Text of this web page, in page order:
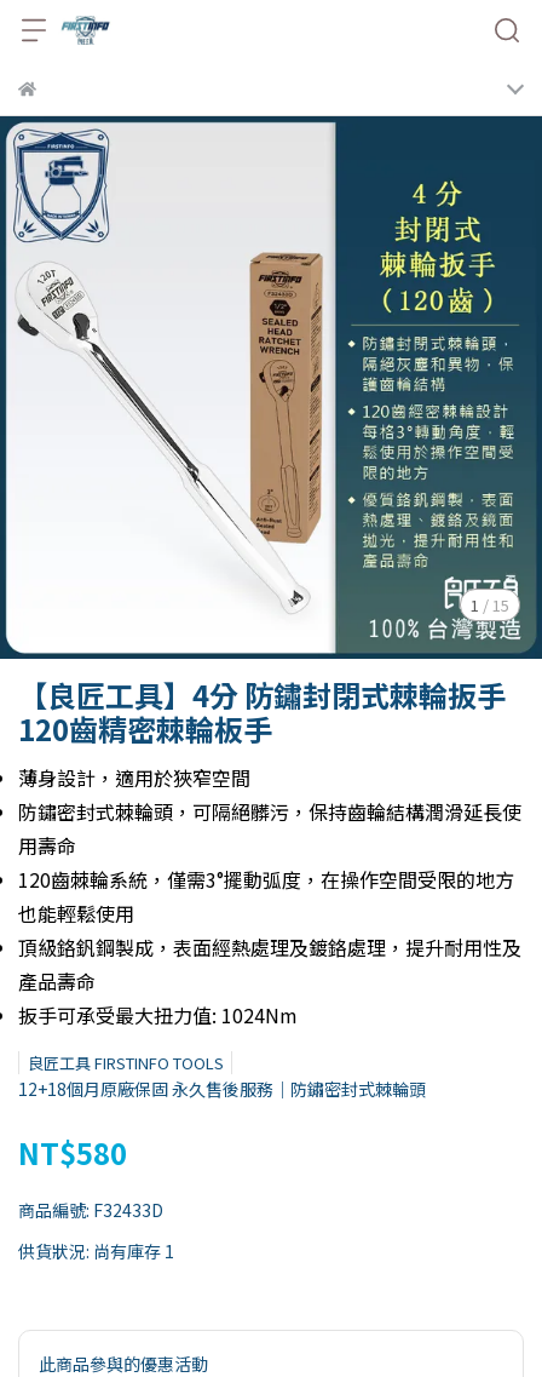
1 / 15
【良匠工具】4分 防鏽封閉式棘輪扳手
120齒精密棘輪板手
薄身設計，適用於狹窄空間
防鏽密封式棘輪頭，可隔絕髒污，保持齒輪結構潤滑延長使
用壽命
120齒棘輪系統，僅需3°擺動弧度，在操作空間受限的地方
也能輕鬆使用
頂級鉻釩鋼製成，表面經熱處理及鍍鉻處理，提升耐用性及
產品壽命
扳手可承受最大扭力值: 1024Nm
良匠工具 FIRSTINFO TOOLS
12+18個月原廠保固 永久售後服務｜防鏽密封式棘輪頭
NT$580
商品編號: F32433D
供貨狀況: 尚有庫存 1
此商品參與的優惠活動